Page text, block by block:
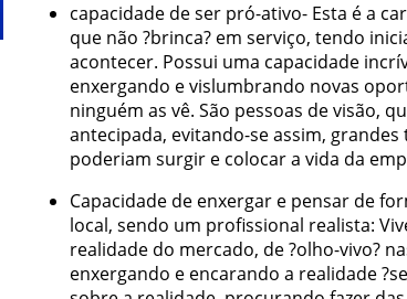
capacidade de ser pró-ativo- Esta é a
que não ?brinca? em serviço, tendo
acontecer. Possui uma capacidade
enxergando e vislumbrando novas
ninguém as vê. São pessoas de visão,
antecipada, evitando-se assim,
poderiam surgir e colocar a vida da
Capacidade de enxergar e pensar de
local, sendo um profissional realista:
realidade do mercado, de ?olho-vivo?
enxergando e encarando a realidade